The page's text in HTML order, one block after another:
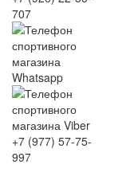
707
+7 (977) 57-75-
997